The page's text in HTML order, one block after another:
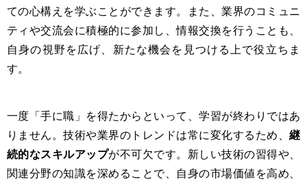
ての心構えを学ぶことができます。また、業界のコミュニ
ティや交流会に積極的に参加し、情報交換を行うことも、
自身の視野を広げ、新たな機会を見つける上で役立ちま
す。
一度「手に職」を得たからといって、学習が終わりではあ
りません。技術や業界のトレンドは常に変化するため、 継
続的なスキルアップが不可欠です。新しい技術の習得や、
関連分野の知識を深めることで、自身の市場価値を高め、